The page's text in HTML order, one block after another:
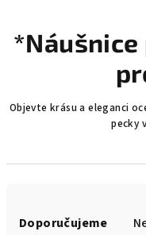
Objevte krásu a eleganci
pecky
Doporučujeme